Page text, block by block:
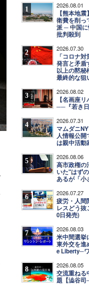
1 2026.08.01
【熊本地
衛費を削っ
派 ─ 中国
批判殺到
2 2026.07.30
「コロナ
発言と矛盾
以上の黙秘
最終的な狙
3 2026.08.02
【名画座
──『若き日
4 2026.07.31
マムダニ
人情報公開
は親中活動
5 2026.08.06
高市政権の
いた"はず
あるが「小
6 2026.07.27
疲労・人
レスどう抜
0日発売)
7 2026.08.03
米中間選挙
東外交を進
e Liberty─
8 2026.08.05
交流重ねる
題【澁谷司